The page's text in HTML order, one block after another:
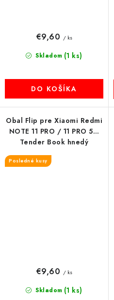
Skladom (1 ks)
€9,60 / ks
DO KOŠÍKA
Obal Flip pre Xiaomi Redmi
NOTE 11 PRO / 11 PRO 5G
Tender Book hnedý
Posledné kusy
Skladom (1 ks)
€9,60 / ks